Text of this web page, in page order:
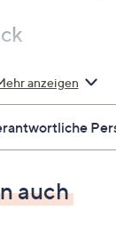
ca. 45 cm
anzeigen
auch